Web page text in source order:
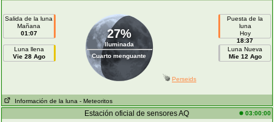
Salida de la luna
Mañana
01:07
Luna llena
Vie 28 Ago
27%
Iluminada
Cuarto menguante
Puesta de la
luna
Hoy
18:37
Luna Nueva
Mie 12 Ago
Perseids
Información de la luna - Meteoritos
Estación oficial de sensores AQ 03:00:00